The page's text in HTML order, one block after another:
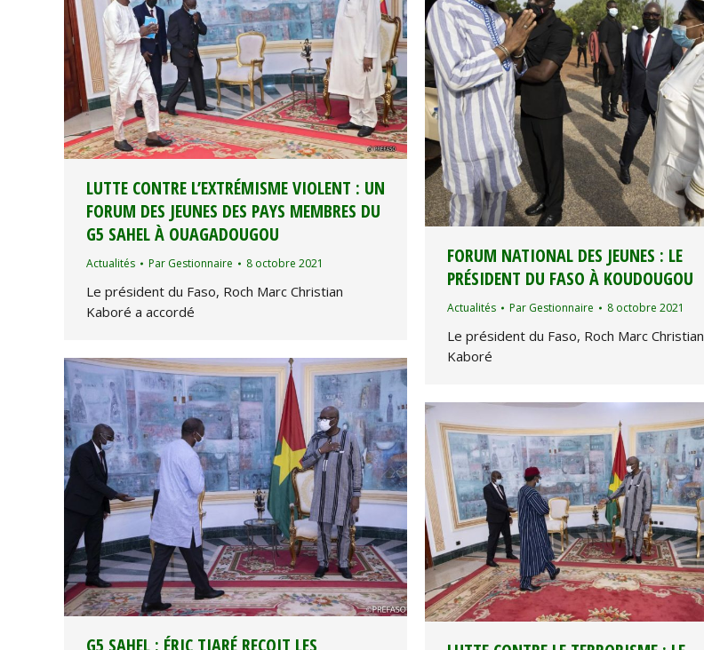
LUTTE CONTRE L’EXTRÉMISME VIOLENT : UN
FORUM DES JEUNES DES PAYS MEMBRES DU
G5 SAHEL À OUAGADOUGOU
Actualités Par Gestionnaire 8 octobre 2021
Le président du Faso, Roch Marc Christian
Kaboré a accordé
FORUM NATIONAL DES JEUNES : LE
PRÉSIDENT DU FASO À KOUDOUGOU
Actualités Par Gestionnaire 8 octobre 2021
Le président du Faso, Roch Marc Christian
Kaboré
G5 SAHEL : ÉRIC TIARÉ REÇOIT LES